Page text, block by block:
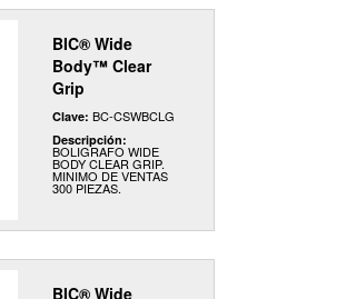
BIC® Wide
Body™ Clear
Grip
Clave: BC-CSWBCLG
Descripción:
BOLIGRAFO WIDE
BODY CLEAR GRIP.
MINIMO DE VENTAS
300 PIEZAS.
BIC® Wide